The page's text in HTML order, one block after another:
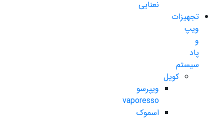
نعنایی
تجهیزات
ویپ
و
پاد
سیستم
کویل
ویپرسو
vaporesso
اسموک